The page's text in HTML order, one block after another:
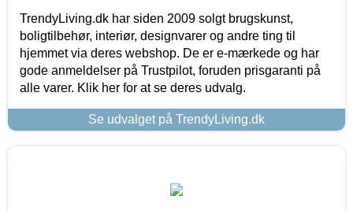
TrendyLiving.dk har siden 2009 solgt brugskunst,
boligtilbehør, interiør, designvarer og andre ting til
hjemmet via deres webshop. De er e-mærkede og har
gode anmeldelser på Trustpilot, foruden prisgaranti på
alle varer. Klik her for at se deres udvalg.
Se udvalget på TrendyLiving.dk